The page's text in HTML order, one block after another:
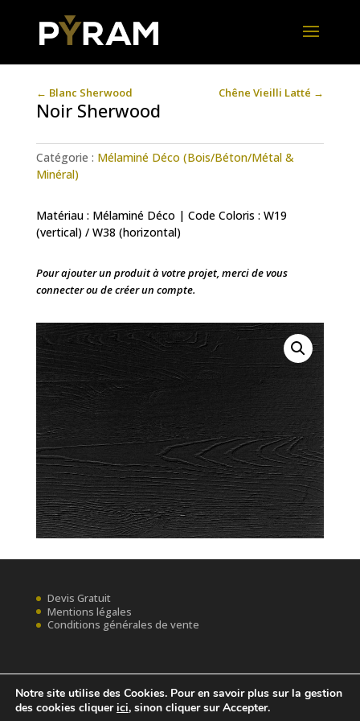
← Blanc Sherwood Chêne Vieilli Latté →
Noir Sherwood
Catégorie : Mélaminé Déco (Bois/Béton/Métal &
Minéral)
Matériau : Mélaminé Déco | Code Coloris : W19
(vertical) / W38 (horizontal)
Pour ajouter un produit à votre projet, merci de vous
connecter ou de créer un compte.
Devis Gratuit
Mentions légales
Conditions générales de vente
Notre site utilise des Cookies. Pour en savoir plus sur la gestion
des cookies cliquerici, sinon cliquer sur Accepter.